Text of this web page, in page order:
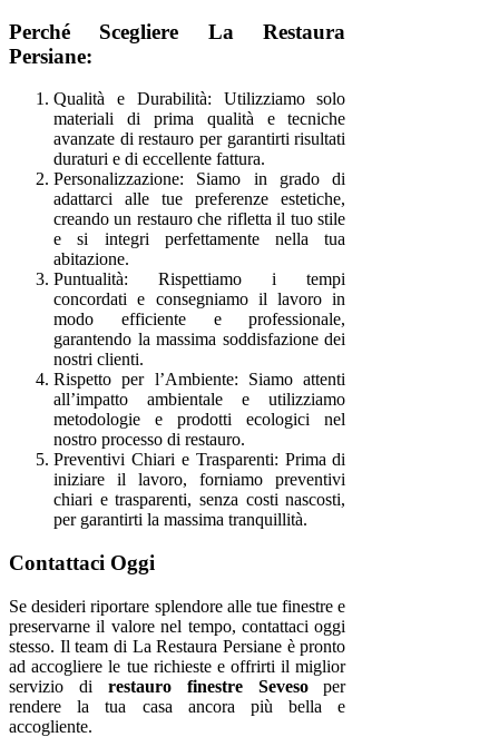
Perché Scegliere La Restaura
Persiane:
Qualità e Durabilità: Utilizziamo solo
materiali di prima qualità e tecniche
avanzate di restauro per garantirti risultati
duraturi e di eccellente fattura.
Personalizzazione: Siamo in grado di
adattarci alle tue preferenze estetiche,
creando un restauro che rifletta il tuo stile
e si integri perfettamente nella tua
abitazione.
Puntualità: Rispettiamo i tempi
concordati e consegniamo il lavoro in
modo efficiente e professionale,
garantendo la massima soddisfazione dei
nostri clienti.
Rispetto per l’Ambiente: Siamo attenti
all’impatto ambientale e utilizziamo
metodologie e prodotti ecologici nel
nostro processo di restauro.
Preventivi Chiari e Trasparenti: Prima di
iniziare il lavoro, forniamo preventivi
chiari e trasparenti, senza costi nascosti,
per garantirti la massima tranquillità.
Contattaci Oggi
Se desideri riportare splendore alle tue finestre e
preservarne il valore nel tempo, contattaci oggi
stesso. Il team di La Restaura Persiane è pronto
ad accogliere le tue richieste e offrirti il miglior
servizio di restauro finestre Sevesoper
rendere la tua casa ancora più bella e
accogliente.